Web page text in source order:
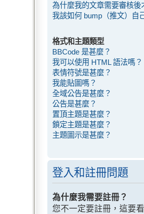
為什麼我的文章需要審核後
我該如何 bump（推文）自
格式和主題類型
BBCode 是甚麼？
我可以使用 HTML 語法嗎？
表情符號是甚麼？
我能貼圖嗎？
全域公告是甚麼？
公告是甚麼？
置頂主題是甚麼？
鎖定主題是甚麼？
主題圖示是甚麼？
登入和註冊問題
為什麼我需要註冊？
您不一定要註冊，這要